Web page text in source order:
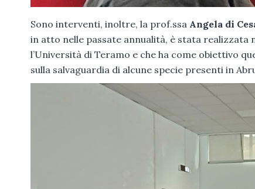
Sono interventi, inoltre, la prof.ssa Angela di
in atto nelle passate annualità, è stata realizzata
l’Università di Teramo e che ha come obiettivo
sulla salvaguardia di alcune specie presenti in